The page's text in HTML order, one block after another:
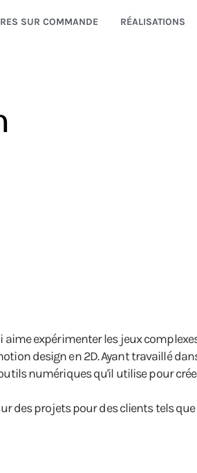
SUR COMMANDE RÉALISATIONS
expérimenter les jeux
design en 2D. Ayant travaillé
numériques qu'il utilise pour
projets pour des clients tels que